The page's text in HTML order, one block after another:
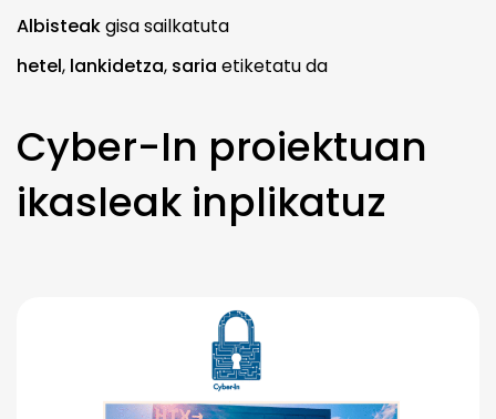
Albisteakgisa sailkatuta
hetel, lankidetza, saria etiketatu da
Cyber-In proiektuan
ikasleak inplikatuz